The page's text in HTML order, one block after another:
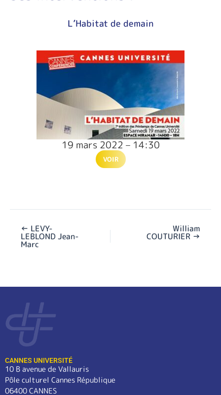
L’Habitat de demain
19 mars 2022 – 14:30
VOIR
← LEVY-
LEBLOND Jean-
Marc
William
COUTURIER →
CANNES UNIVERSITÉ
10 B avenue de Vallauris
Pôle culturel Cannes République
06400 CANNES